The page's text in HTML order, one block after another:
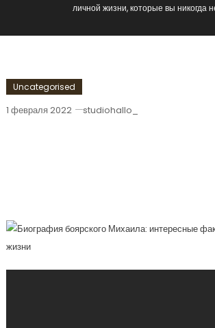
личной жизни, которые вы никогда
Uncategorised
1 февраля 2022 studiohallo_